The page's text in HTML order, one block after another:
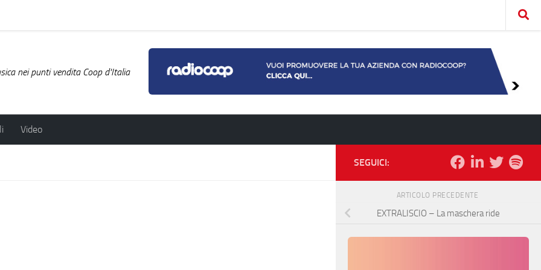
nei punti vendita Coop d'Italia
Video
SEGUICI:
ARTICOLO PRECEDENTE
EXTRALISCIO – La maschera ride